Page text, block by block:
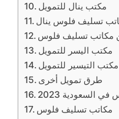
مكتب ينال للتمويل
تسليف فلوس ينال
مكاتب تسليف فلوس
مكتب اليسر للتمويل
مكتب التيسير للتمويل
طرق تمويل أخرى
السعودية 2023
مكاتب تسليف فلوس